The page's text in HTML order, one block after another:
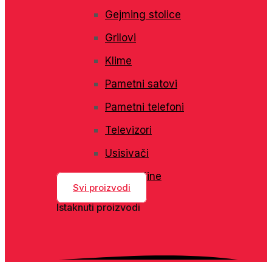
Gejming stolice
Grilovi
Klime
Pametni satovi
Pametni telefoni
Televizori
Usisivači
Veš mašine
Svi proizvodi
Istaknuti proizvodi